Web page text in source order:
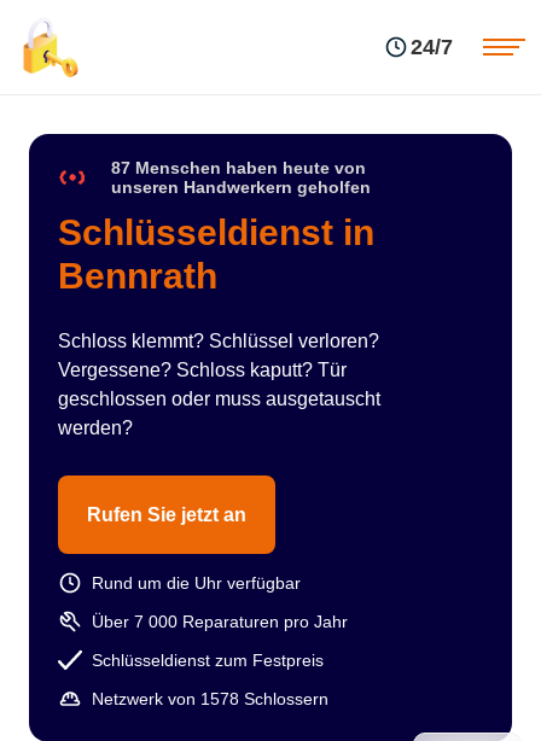
24/7
87 Menschen haben heute von
unseren Handwerkern geholfen
Schlüsseldienst in
Bennrath
Schloss klemmt? Schlüssel verloren?
Vergessene? Schloss kaputt? Tür
geschlossen oder muss ausgetauscht
werden?
Rufen Sie jetzt an
Rund um die Uhr verfügbar
Über 7 000 Reparaturen pro Jahr
Schlüsseldienst zum Festpreis
Netzwerk von 1578 Schlossern